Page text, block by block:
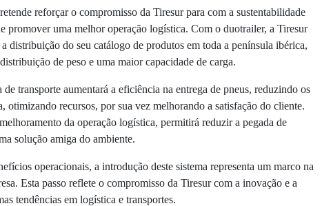
reforçar o compromisso da Tiresur para com a sustentabilidade
promover uma melhor operação logística. Com o duotrailer, a Tiresur
distribuição do seu catálogo de produtos em toda a península ibérica,
de peso e uma maior capacidade de carga.
de transporte aumentará a eficiência na entrega de pneus, reduzindo os
otimizando recursos, por sua vez melhorando a satisfação do cliente.
da operação logística, permitirá reduzir a pegada de
solução amiga do ambiente.
operacionais, a introdução deste sistema representa um marco na
Esta passo reflete o compromisso da Tiresur com a inovação e a
tendências em logística e transportes.